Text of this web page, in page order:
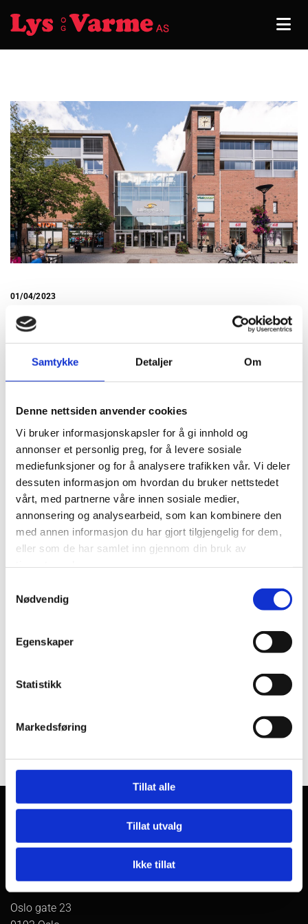
Samtykke Detaljer Om
Denne nettsiden anvender cookies
Vi bruker informasjonskapsler for å gi innhold og
annonser et personlig preg, for å levere sosiale
mediefunksjoner og for å analysere trafikken vår. Vi deler
dessuten informasjon om hvordan du bruker nettstedet
vårt, med partnerne våre innen sosiale medier,
annonsering og analysearbeid, som kan kombinere den
med annen informasjon du har gjort tilgjengelig for dem,
eller som de har samlet inn gjennom din bruk av
Nødvendig
Egenskaper
Statistikk
Markedsføring
Tillat alle
Tillat utvalg
Ikke tillat
01/04/2023
Lillestrøm Torv
Kjøpesenter med 80 butikker på 50.000m2. Ferdigstilt i
1999.
Entrepriseform:
Totalentreprise, herunder sterkstrøm, svakstrøm og utomhus
Byggherre:
AF gruppen
Oppdragsgiver:
Odin Eiendom
0
Adresse
Oslo gate 23